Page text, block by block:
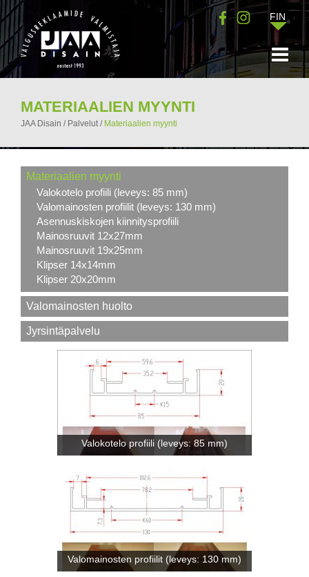
FIN
MATERIAALIEN MYYNTI
JAA Disain / Palvelut/ Materiaalien myynti
Materiaalien myynti
Valokotelo profiili (leveys: 85 mm)
Valomainosten profiilit (leveys: 130 mm)
Asennuskiskojen kiinnitysprofiili
Mainosruuvit 12x27mm
Mainosruuvit 19x25mm
Klipser 14x14mm
Klipser 20x20mm
Valomainosten huolto
Jyrsintäpalvelu
Valokotelo profiili (leveys: 85 mm)
Valomainosten profiilit (leveys: 130 mm)